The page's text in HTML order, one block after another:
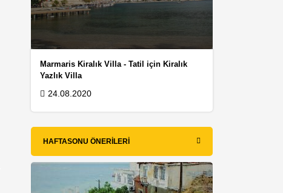
Marmaris Kiralık Villa - Tatil için Kiralık
Yazlık Villa
24.08.2020
HAFTASONU ÖNERILERI